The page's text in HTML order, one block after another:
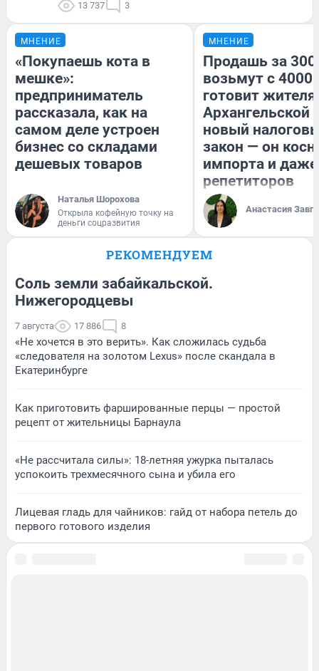
13 737 3
МНЕНИЕ
«Покупаешь кота в
мешке»:
предприниматель
рассказала, как на
самом деле устроен
бизнес со складами
дешевых товаров
Наталья Шорохова
Открыла кофейную точку на
деньги соцразвития
МНЕНИЕ
Продашь за
возьмут с
готовит
Архангельской
новый
закон — он
импорта и даже
репетиторов
Анастасия
РЕКОМЕНДУЕМ
Соль земли забайкальской.
Нижегородцевы
7 августа 17 886 8
«Не хочется в это верить». Как сложилась судьба
«следователя на золотом Lexus» после скандала в
Екатеринбурге
Как приготовить фаршированные перцы — простой
рецепт от жительницы Барнаула
«Не рассчитала силы»: 18-летняя ужурка пыталась
успокоить трехмесячного сына и убила его
Лицевая гладь для чайников: гайд от набора петель до
первого готового изделия